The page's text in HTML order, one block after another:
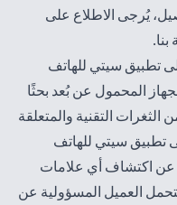
يُرجى الاطلاع على
.
تطبيق سيتي للهاتف
المحمول عن بُعد بحثًا
الثغرات التقنية والمتعلقة
تطبيق سيتي للهاتف
عن اكتشاف أي علامات
العميل المسؤولية عن